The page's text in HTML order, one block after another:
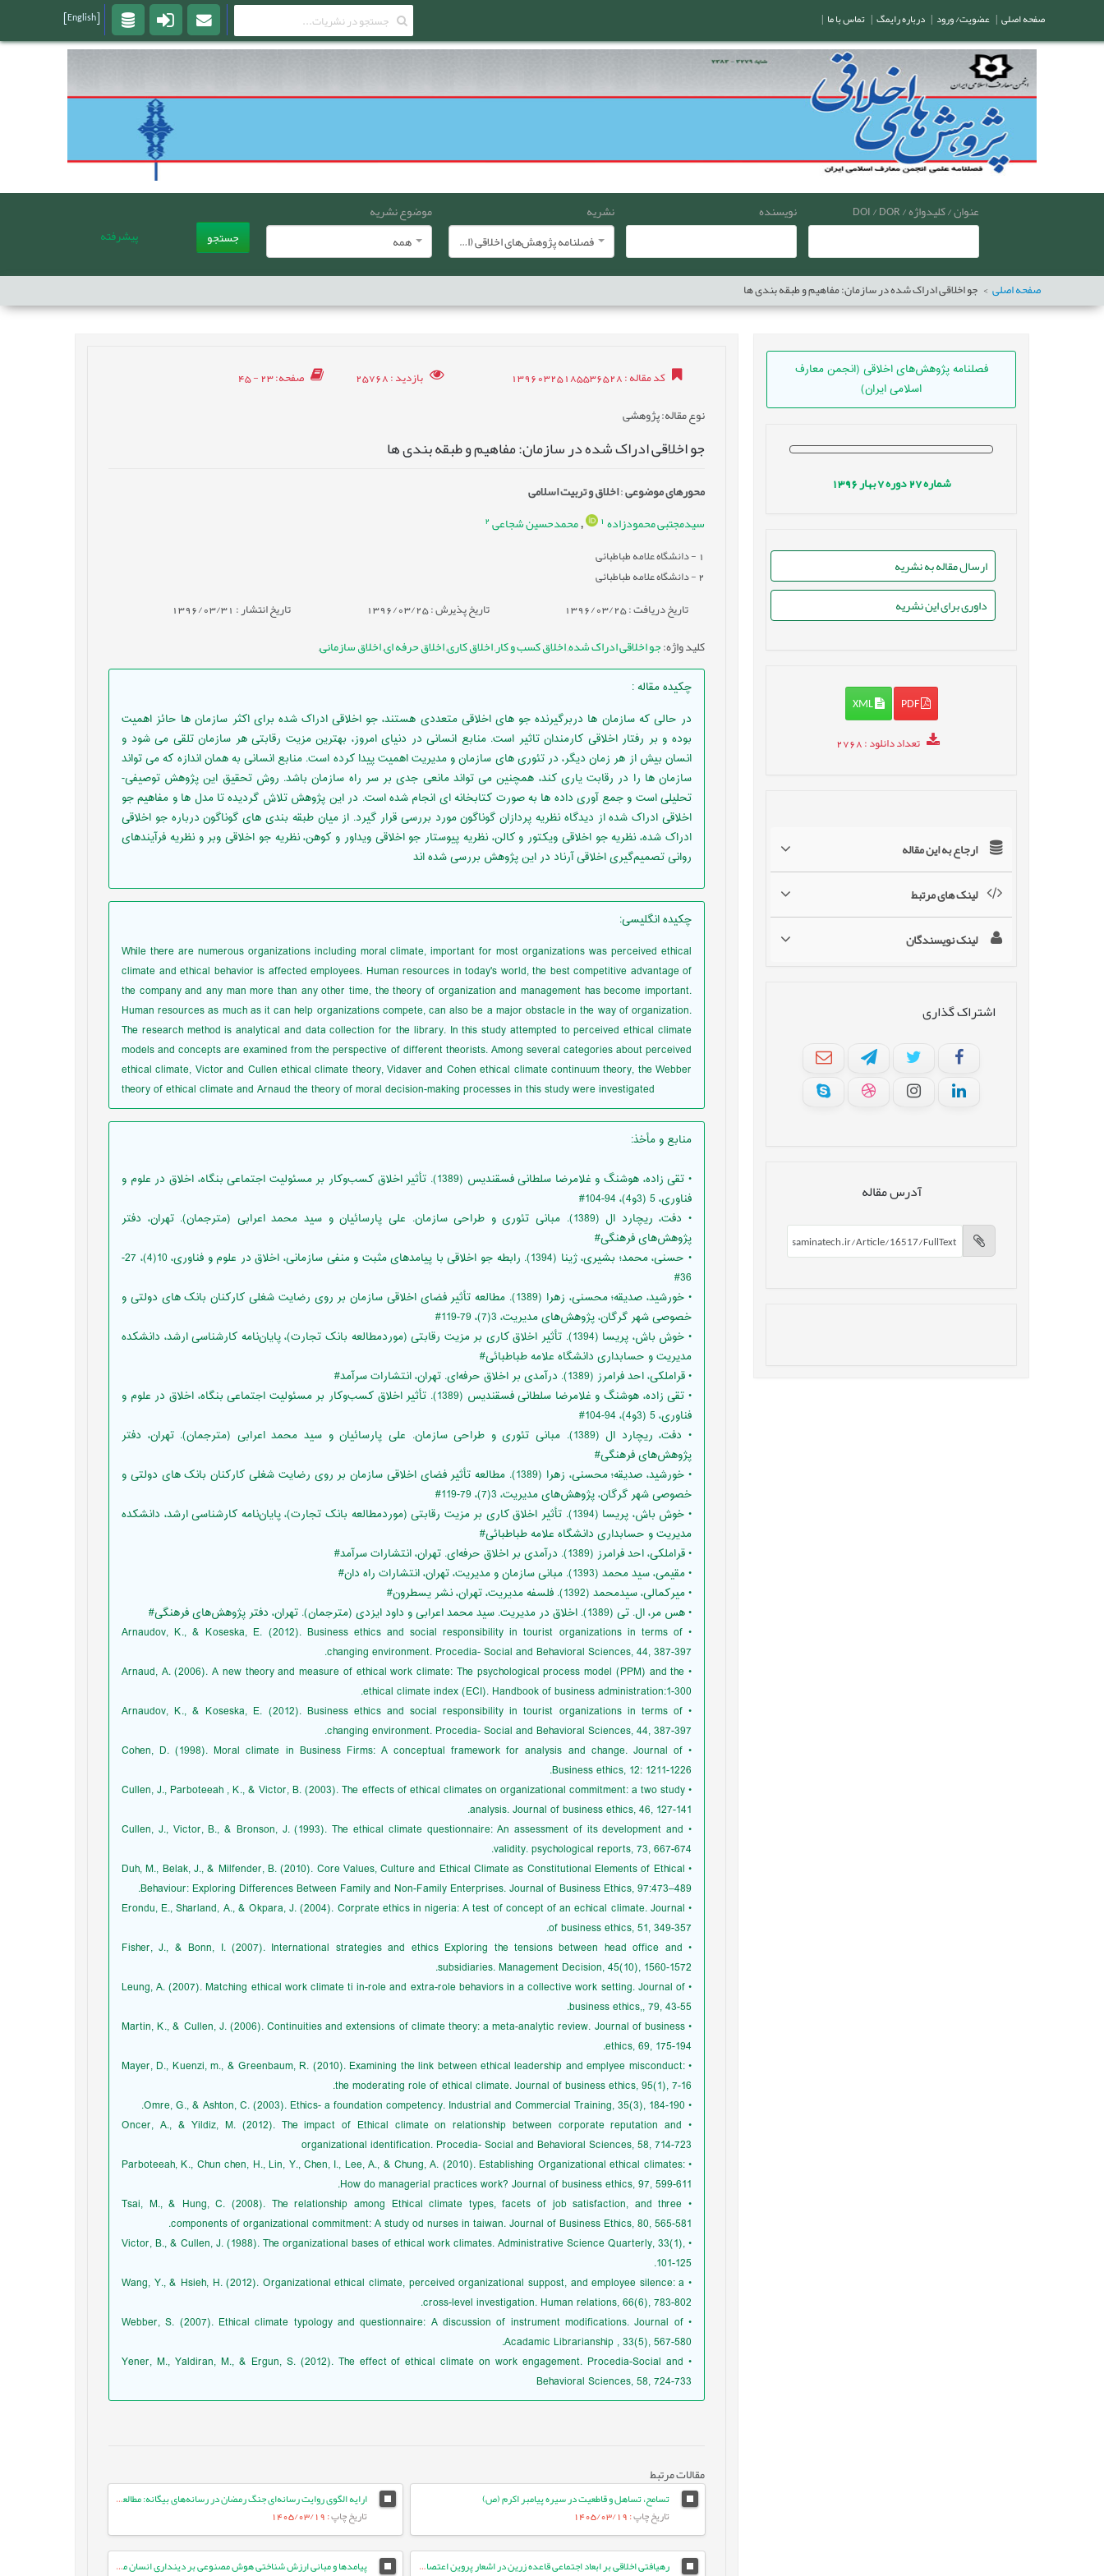
عنوان / کلیدواژه / DOI / DOR نویسنده
نشریه
فصلنامه پژوهش‌های اخلاقی (انجمن معارف اسلامی ایران)
موضوع نشریه
همه
جستجو پیشرفته
صفحه اصلی جو اخلاقی ادراک شده در سازمان: مفاهیم و طبقه بندی ها
فصلنامه پژوهش‌های اخلاقی (انجمن معارف
اسلامی ایران)
شماره دوره بهار1396
ارسال مقاله به نشریه
داوری برای این نشریه
PDF
XML
تعداد دانلود: 2768
ارجاع به این مقاله
لینک های مرتبط
لینک نویسندگان
اشتراک گذاری
آدرس مقاله
کد مقاله: 13960325185536528 بازدید: 25768 صفحه: 23 - 45
نوع مقاله: پژوهشی
جو اخلاقی ادراک شده در سازمان: مفاهیم و طبقه بندی ها
محورهای موضوعی:اخلاق و تربیت اسلامی
سیدمجتبی محمودزاده 1
,محمدحسین شجاعی2
1 - دانشگاه علامه طباطبائی
2- دانشگاه علامه طباطبائی
تاریخ دریافت : 1396/03/25 تاریخ پذیرش : 1396/03/25 تاریخ انتشار : 1396/03/31
کلید واژه:جو اخلاقی ادراک شده,اخلاق کسب و کار,اخلاق کاری,اخلاق حرفه ای,اخلاق سازمانی,
چکیده مقاله:
در حالی که سازمان ها دربرگیرنده جو های اخلاقی متعددی هستند، جو اخلاقی ادراک شده برای اکثر سازمان ها حائز اهمیت
بوده و بر رفتار اخلاقی کارمندان تاثیر است. منابع انسانی در دنیای امروز، بهترین مزیت رقابتی هر سازمان تلقی می شود و
انسان بیش از هر زمان دیگر، در تئوری های سازمان و مدیریت اهمیت پیدا کرده است. منابع انسانی به همان اندازه که می تواند
سازمان ها را در رقابت یاری کند، همچنین می تواند مانعی جدی بر سر راه سازمان باشد. روش تحقیق این پژوهش توصیفی-
تحلیلی است و جمع آوری داده ها به صورت کتابخانه ای انجام شده است. در این پژوهش تلاش گردیده تا مدل ها و مفاهیم جو
اخلاقی ادراک شده از دیدگاه نظریه پردازان گوناگون مورد بررسی قرار گیرد. از میان طبقه بندی های گوناگون درباره جو اخلاقی
ادراک شده، نظریه جو اخلاقی ویکتور و کالن، نظریه پیوستار جو اخلاقی ویداور و کوهن، نظریه جو اخلاقی وبر و نظریه فرآیندهای
روانی تصمیم‌گیری اخلاقی آرناد در این پژوهش بررسی شده اند
چکیده انگلیسی:
While there are numerous organizations including moral climate, important for most organizations was perceived ethical
climate and ethical behavior is affected employees. Human resources in today's world, the best competitive advantage of
the company and any man more than any other time, the theory of organization and management has become important.
Human resources as much as it can help organizations compete, can also be a major obstacle in the way of organization.
The research method is analytical and data collection for the library. In this study attempted to perceived ethical climate
models and concepts are examined from the perspective of different theorists. Among several categories about perceived
ethical climate, Victor and Cullen ethical climate theory, Vidaver and Cohen ethical climate continuum theory, the Webber
theory of ethical climate and Arnaud the theory of moral decision-making processes in this study were investigated
منابع و مأخذ:
• تقی زاده، هوشنگ و غلامرضا سلطانی فسقندیس (1389). تأثیر اخلاق کسب‌وکار بر مسئولیت اجتماعی بنگاه، اخلاق در علوم و
فناوری، 5 (3و4)، 94-104#
• دفت، ریچارد ال (1389). مبانی تئوری و طراحی سازمان. علی پارسائیان و سید محمد اعرابی (مترجمان). تهران، دفتر
پژوهش‌های فرهنگی#
• حسنی، محمد؛ بشیری، ژینا (1394). رابطه جو اخلاقی با پیامدهای مثبت و منفی سازمانی، اخلاق در علوم و فناوری، 10(4)، 27-
36#
• خورشید، صدیقه؛ محسنی، زهرا (1389). مطالعه تأثیر فضای اخلاقی سازمان بر روی رضایت شغلی کارکنان بانک های دولتی و
خصوصی شهر گرگان، پژوهش‌های مدیریت، 3(7)، 79-119#
• خوش باش، پریسا (1394). تأثیر اخلاق کاری بر مزیت رقابتی (موردمطالعه بانک تجارت)، پایان‌نامه کارشناسی ارشد، دانشکده
مدیریت و حسابداری دانشگاه علامه طباطبائی#
• قراملکی، احد فرامرز (1389). درآمدی بر اخلاق حرفه‌ای. تهران، انتشارات سرآمد#
• تقی زاده، هوشنگ و غلامرضا سلطانی فسقندیس (1389). تأثیر اخلاق کسب‌وکار بر مسئولیت اجتماعی بنگاه، اخلاق در علوم و
فناوری، 5 (3و4)، 94-104#
• دفت، ریچارد ال (1389). مبانی تئوری و طراحی سازمان. علی پارسائیان و سید محمد اعرابی (مترجمان). تهران، دفتر
پژوهش‌های فرهنگی#
• خورشید، صدیقه؛ محسنی، زهرا (1389). مطالعه تأثیر فضای اخلاقی سازمان بر روی رضایت شغلی کارکنان بانک های دولتی و
خصوصی شهر گرگان، پژوهش‌های مدیریت، 3(7)، 79-119#
• خوش باش، پریسا (1394). تأثیر اخلاق کاری بر مزیت رقابتی (موردمطالعه بانک تجارت)، پایان‌نامه کارشناسی ارشد، دانشکده
مدیریت و حسابداری دانشگاه علامه طباطبائی#
• قراملکی، احد فرامرز (1389). درآمدی بر اخلاق حرفه‌ای. تهران، انتشارات سرآمد#
• مقیمی، سید محمد (1393). مبانی سازمان و مدیریت، تهران، انتشارات راه دان#
• میرکمالی، سیدمحمد (1392). فلسفه مدیریت، تهران، نشر یسطرون#
• هس مر، ال. تی (1389). اخلاق در مدیریت. سید محمد اعرابی و داود ایزدی (مترجمان). تهران، دفتر پژوهش‌های فرهنگی#
• Arnaudov, K., & Koseska, E. (2012). Business ethics and social responsibility in tourist organizations in terms of
changing environment. Procedia- Social and Behavioral Sciences, 44, 387-397.
• Arnaud, A. (2006). A new theory and measure of ethical work climate: The psychological process model (PPM) and the
ethical climate index (ECI). Handbook of business administration:1-300.
• Arnaudov, K., & Koseska, E. (2012). Business ethics and social responsibility in tourist organizations in terms of
changing environment. Procedia- Social and Behavioral Sciences, 44, 387-397.
• Cohen, D. (1998). Moral climate in Business Firms: A conceptual framework for analysis and change. Journal of
Business ethics, 12: 1211-1226.
• Cullen, J., Parboteeah , K., & Victor, B. (2003). The effects of ethical climates on organizational commitment: a two study
analysis. Journal of business ethics, 46, 127-141.
• Cullen, J., Victor, B., & Bronson, J. (1993). The ethical climate questionnaire: An assessment of its development and
validity. psychological reports, 73, 667-674.
• Duh, M., Belak, J., & Milfender, B. (2010). Core Values, Culture and Ethical Climate as Constitutional Elements of Ethical
Behaviour: Exploring Differences Between Family and Non-Family Enterprises. Journal of Business Ethics, 97:473–489.
• Erondu, E., Sharland, A., & Okpara, J. (2004). Corprate ethics in nigeria: A test of concept of an echical climate. Journal
of business ethics, 51, 349-357.
• Fisher, J., & Bonn, I. (2007). International strategies and ethics Exploring the tensions between head office and
subsidiaries. Management Decision, 45(10), 1560-1572.
• Leung, A. (2007). Matching ethical work climate ti in-role and extra-role behaviors in a collective work setting. Journal of
business ethics,, 79, 43-55.
• Martin, K., & Cullen, J. (2006). Continuities and extensions of climate theory: a meta-analytic review. Journal of business
ethics, 69, 175-194.
• Mayer, D., Kuenzi, m., & Greenbaum, R. (2010). Examining the link between ethical leadership and emplyee misconduct:
the moderating role of ethical climate. Journal of business ethics, 95(1), 7-16.
• Omre, G., & Ashton, C. (2003). Ethics- a foundation competency. Industrial and Commercial Training, 35(3), 184-190.
• Oncer, A., & Yildiz, M. (2012). The impact of Ethical climate on relationship between corporate reputation and
organizational identification. Procedia- Social and Behavioral Sciences, 58, 714-723
• Parboteeah, K., Chun chen, H., Lin, Y., Chen, I., Lee, A., & Chung, A. (2010). Establishing Organizational ethical climates:
How do managerial practices work? Journal of business ethics, 97, 599-611.
• Tsai, M., & Hung, C. (2008). The relationship among Ethical climate types, facets of job satisfaction, and three
components of organizational commitment: A study od nurses in taiwan. Journal of Business Ethics, 80, 565-581.
• Victor, B., & Cullen, J. (1988). The organizational bases of ethical work climates. Administrative Science Quarterly, 33(1),
101-125.
• Wang, Y., & Hsieh, H. (2012). Organizational ethical climate, perceived organizational suppost, and employee silence: a
cross-level investigation. Human relations, 66(6), 783-802.
• Webber, S. (2007). Ethical climate typology and questionnaire: A discussion of instrument modifications. Journal of
Acadamic Librarianship , 33(5), 567-580.
• Yener, M., Yaldiran, M., & Ergun, S. (2012). The effect of ethical climate on work engagement. Procedia-Social and
Behavioral Sciences, 58, 724-733
مقالات مرتبط
تسامح، تساهل و قاطعیت در سیره پیامبر اکرم (ص)
تاریخ چاپ: 1405/03/19
ارایه الگوی روایت رسانه‌ای جنگ رمضان در رسانه‌های بیگانه: مطالعه موردی ایران اینترنشنال
تاریخ چاپ: 1405/03/19
رهیافتی اخلاقی بر ابعاد اجتماعی قاعده زرین در اشعار پروین اعتصامی
پیامدها و مبانی ارزش شناختی هوش مصنوعی بر دینداری انسان معاصر
صفحه اصلی | عضویت/ ورود | درباره رایمگ | تماس با ما |
[English]